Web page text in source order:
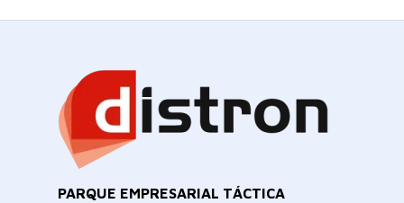
PARQUE EMPRESARIAL TÁCTICA